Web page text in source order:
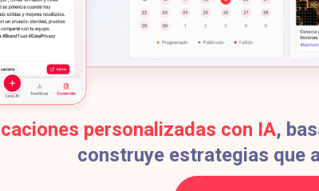
personalizadas con IA,
construye estrategias que